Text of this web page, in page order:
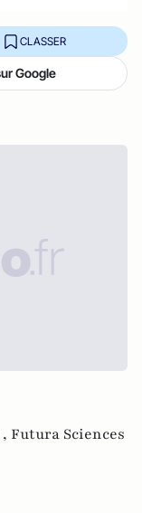
CLASSER
Google
Futura Sciences